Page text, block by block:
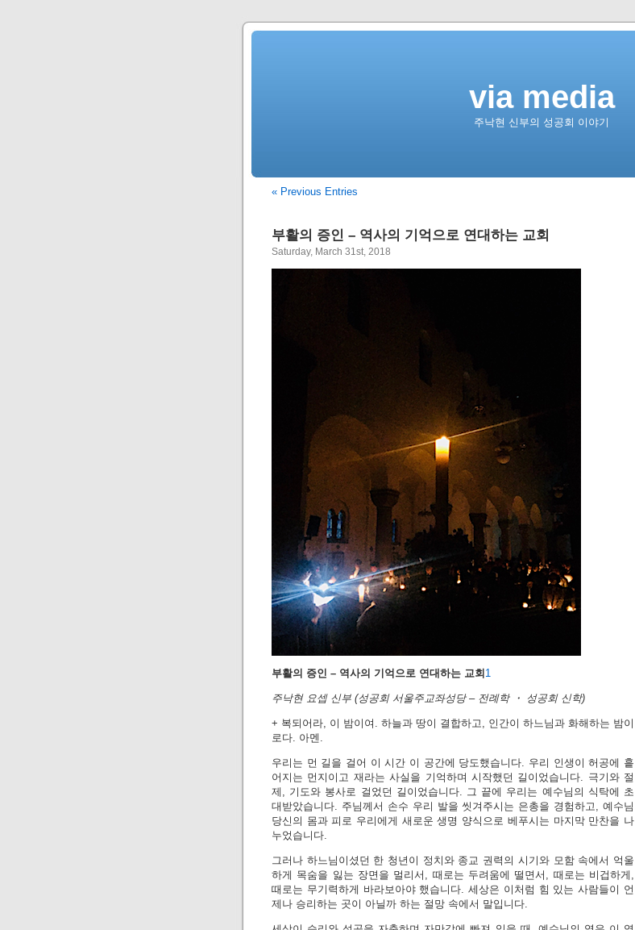
via media
주낙현 신부의 성공회 이야기
« Previous Entries
부활의 증인 – 역사의 기억으로 연대하는 교회
Saturday, March 31st, 2018
부활의 증인 – 역사의 기억으로 연대하는 교회 1
주낙현 요셉 신부 (성공회 서울주교좌성당 – 전례학 ・ 성공회 신학)
+ 복되어라, 이 밤이여. 하늘과 땅이 결합하고, 인간이 하느님과 화해하는 밤이
로다. 아멘.
우리는 먼 길을 걸어 이 시간 이 공간에 당도했습니다. 우리 인생이 허공에 흩
어지는 먼지이고 재라는 사실을 기억하며 시작했던 길이었습니다. 극기와 절
제, 기도와 봉사로 걸었던 길이었습니다. 그 끝에 우리는 예수님의 식탁에 초
대받았습니다. 주님께서 손수 우리 발을 씻겨주시는 은총을 경험하고, 예수님
당신의 몸과 피로 우리에게 새로운 생명 양식으로 베푸시는 마지막 만찬을 나
누었습니다.
그러나 하느님이셨던 한 청년이 정치와 종교 권력의 시기와 모함 속에서 억울
하게 목숨을 잃는 장면을 멀리서, 때로는 두려움에 떨면서, 때로는 비겁하게,
때로는 무기력하게 바라보아야 했습니다. 세상은 이처럼 힘 있는 사람들이 언
제나 승리하는 곳이 아닐까 하는 절망 속에서 말입니다.